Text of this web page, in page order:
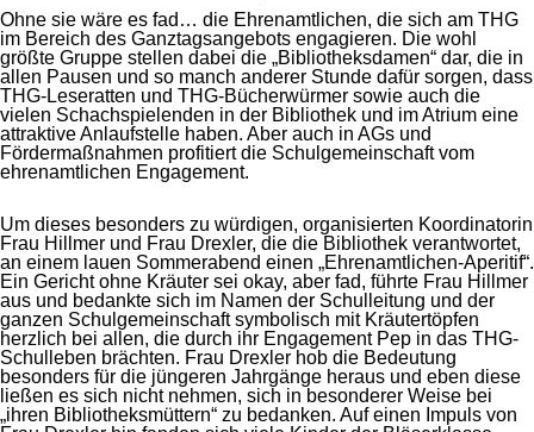
Ohne sie wäre es fad… die Ehrenamtlichen, die sich am THG
im Bereich des Ganztagsangebots engagieren. Die wohl
größte Gruppe stellen dabei die „Bibliotheksdamen“ dar, die in
allen Pausen und so manch anderer Stunde dafür sorgen, dass
THG-Leseratten und THG-Bücherwürmer sowie auch die
vielen Schachspielenden in der Bibliothek und im Atrium eine
attraktive Anlaufstelle haben. Aber auch in AGs und
Fördermaßnahmen profitiert die Schulgemeinschaft vom
ehrenamtlichen Engagement.
Um dieses besonders zu würdigen, organisierten Koordinatorin
Frau Hillmer und Frau Drexler, die die Bibliothek verantwortet,
an einem lauen Sommerabend einen „Ehrenamtlichen-Aperitif“.
Ein Gericht ohne Kräuter sei okay, aber fad, führte Frau Hillmer
aus und bedankte sich im Namen der Schulleitung und der
ganzen Schulgemeinschaft symbolisch mit Kräutertöpfen
herzlich bei allen, die durch ihr Engagement Pep in das THG-
Schulleben brächten. Frau Drexler hob die Bedeutung
besonders für die jüngeren Jahrgänge heraus und eben diese
ließen es sich nicht nehmen, sich in besonderer Weise bei
„ihren Bibliotheksmüttern“ zu bedanken. Auf einen Impuls von